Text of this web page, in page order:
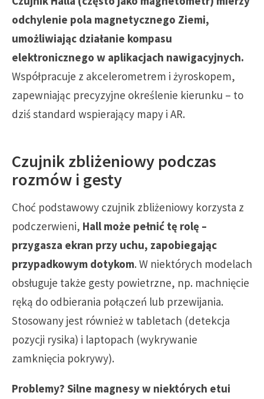
odchylenie pola magnetycznego Ziemi,
umożliwiając działanie kompasu
elektronicznego w aplikacjach nawigacyjnych.
Współpracuje z akcelerometrem i żyroskopem,
zapewniając precyzyjne określenie kierunku – to
dziś standard wspierający mapy i AR.
Czujnik zbliżeniowy podczas
rozmów i gesty
Choć podstawowy czujnik zbliżeniowy korzysta z
podczerwieni, Hall może pełnić tę rolę –
przygasza ekran przy uchu, zapobiegając
przypadkowym dotykom. W niektórych modelach
obsługuje także gesty powietrzne, np. machnięcie
ręką do odbierania połączeń lub przewijania.
Stosowany jest również w tabletach (detekcja
pozycji rysika) i laptopach (wykrywanie
zamknięcia pokrywy).
Problemy? Silne magnesy w niektórych etui